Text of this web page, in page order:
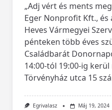
„Adj vért és ments
Eger Nonprofit Kft.,
Heves Vármegyei
pénteken több éves
Családbarát
14:00-tól 19:00-ig
Törvényház utca 15
Egrivalasz Máj 19, 2024